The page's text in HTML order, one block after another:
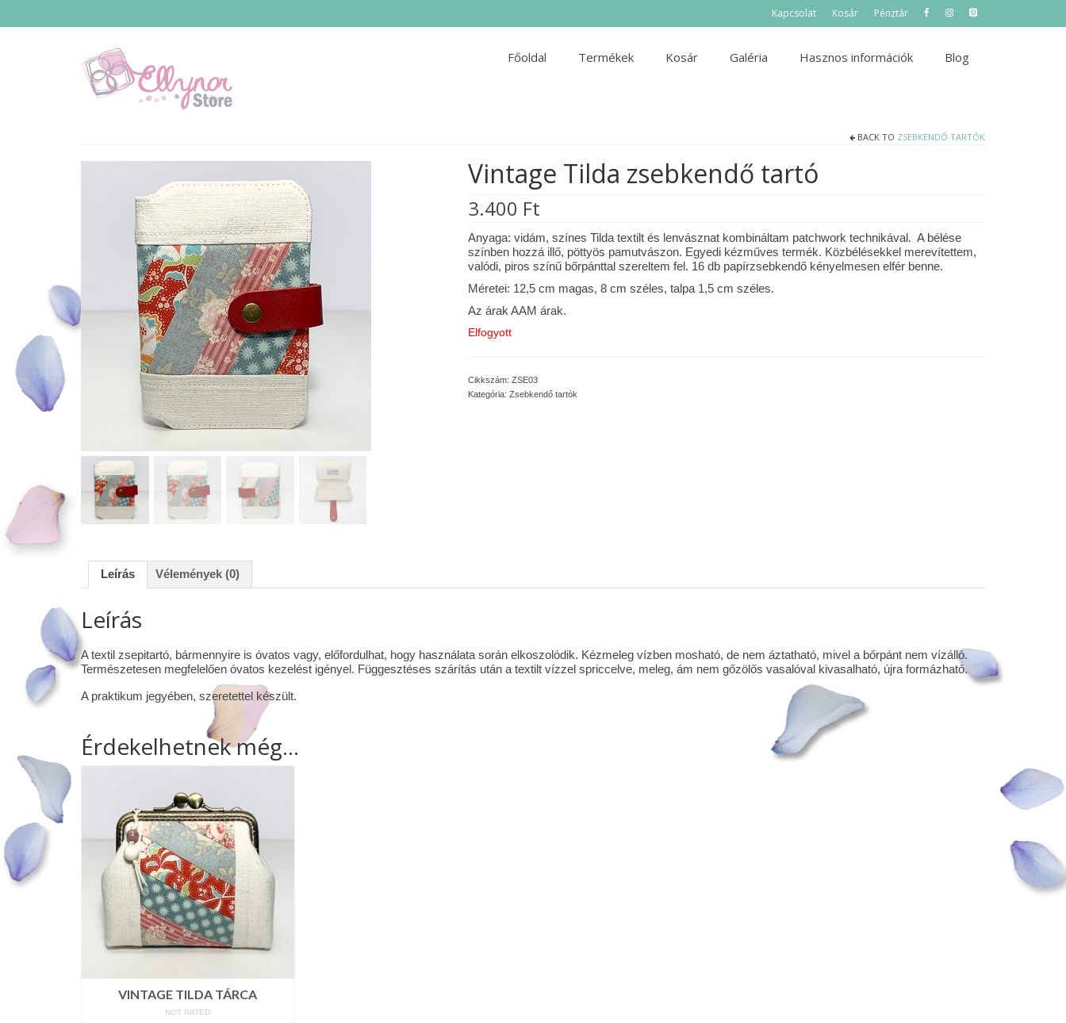
Kapcsolat Kosár Pénztár
Főoldal Termékek Kosár Galéria Hasznos információk Blog
BACK TO ZSEBKENDŐ TARTÓK
Vintage Tilda zsebkendő tartó
3.400 Ft
Anyaga: vidám, színes Tilda textilt és lenvásznat kombináltam patchwork technikával. A bélése
színben hozzá illő, pöttyös pamutvászon. Egyedi kézműves termék. Közbélésekkel merevítettem,
valódi, piros színű bőrpánttal szereltem fel. 16 db papírzsebkendő kényelmesen elfér benne.
Méretei: 12,5 cm magas, 8 cm széles, talpa 1,5 cm széles.
Az árak AAM árak.
Elfogyott
Cikkszám: ZSE03
Kategória: Zsebkendő tartók
Leírás Vélemények (0)
Leírás
A textil zsepitartó, bármennyire is óvatos vagy, előfordulhat, hogy használata során elkoszolódik. Kézmeleg vízben mosható, de nem áztatható, mivel a bőrpánt nem vízálló.
Természetesen megfelelően óvatos kezelést igényel. Függesztéses szárítás után a textilt vízzel spriccelve, meleg, ám nem gőzölős vasalóval kivasalható, újra formázható.
A praktikum jegyében, szeretettel készült.
Érdekelhetnek még…
VINTAGE TILDA TÁRCA
NOT RATED